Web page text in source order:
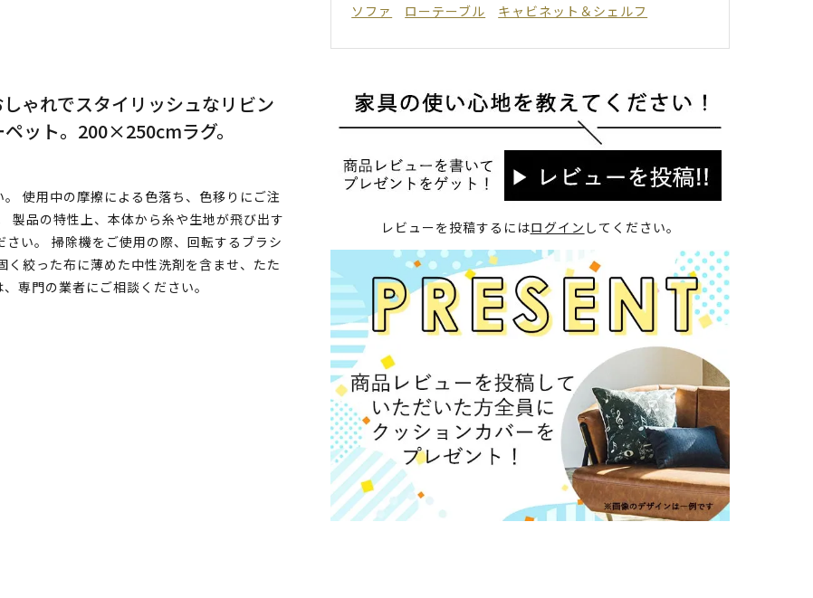
ゃれでスタイリッシュなリビン
ット。200×250cmラグ。
使用中の摩擦による色落ち、色移りにご注
製品の特性上、本体から糸や生地が飛び出す
い。 掃除機をご使用の際、回転するブラシ
絞った布に薄めた中性洗剤を含ませ、たた
専門の業者にご相談ください。
ソファ
ローテーブル キャビネット＆シェルフ
レビューを投稿するにはログイン してください。